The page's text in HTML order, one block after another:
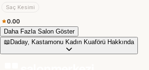
Saç Kesimi
0.00
Daha Fazla Salon Göster
📖 Daday, Kastamonu Kadın Kuaförü Hakkında